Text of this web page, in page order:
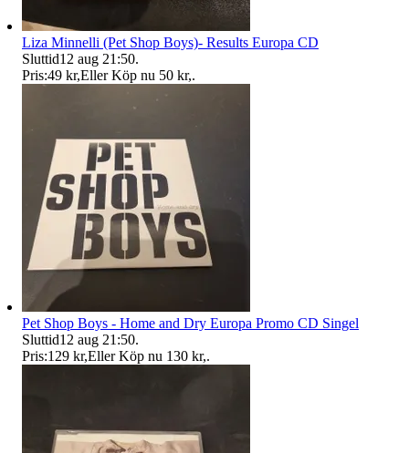
Liza Minnelli (Pet Shop Boys)- Results Europa CD
Sluttid12 aug 21:50.
Pris:49 kr,Eller Köp nu 50 kr,.
Pet Shop Boys - Home and Dry Europa Promo CD Singel
Sluttid12 aug 21:50.
Pris:129 kr,Eller Köp nu 130 kr,.